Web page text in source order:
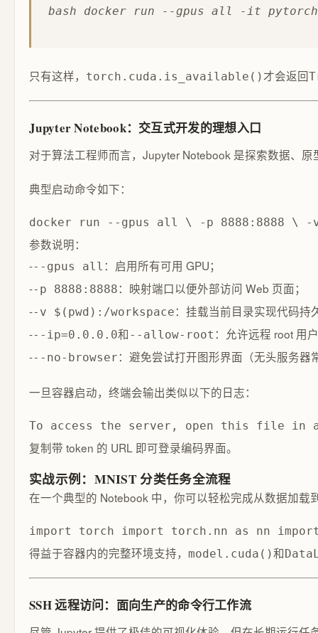
bash docker run --gpus all -it
只有这样， torch.cuda.is_available()才会返回
Jupyter Notebook：交互式开发的理想入口
对于算法工程师而言，Jupyter Notebook 是探索数据、
典型启动命令如下：
docker run --gpus all \ -p 8888:8888 \ -
参数说明：
---gpus all ：启用所有可用 GPU；
--p 8888:8888：映射端口以便外部访问 Web 页面；
--v $(pwd):/workspace：挂载当前目录实现代码持
---ip=0.0.0.0和 --allow-root ：允许远程 root 用
---no-browser：避免尝试打开图形界面（无头服务器
一旦容器启动，终端会输出类似以下的日志：
To access the server, open this file in
复制带 token 的 URL 即可登录编码界面。
实战示例：MNIST 分类任务全流程
在一个典型的 Notebook 中，你可以轻松完成从数据加载
import torch import torch.nn as nn
得益于容器内的完整环境支持， model.cuda()和
SSH 远程访问：面向生产的命令行工作流